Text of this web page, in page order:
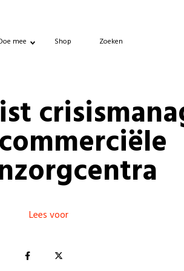
mee Shop Zoeken
Lees voor